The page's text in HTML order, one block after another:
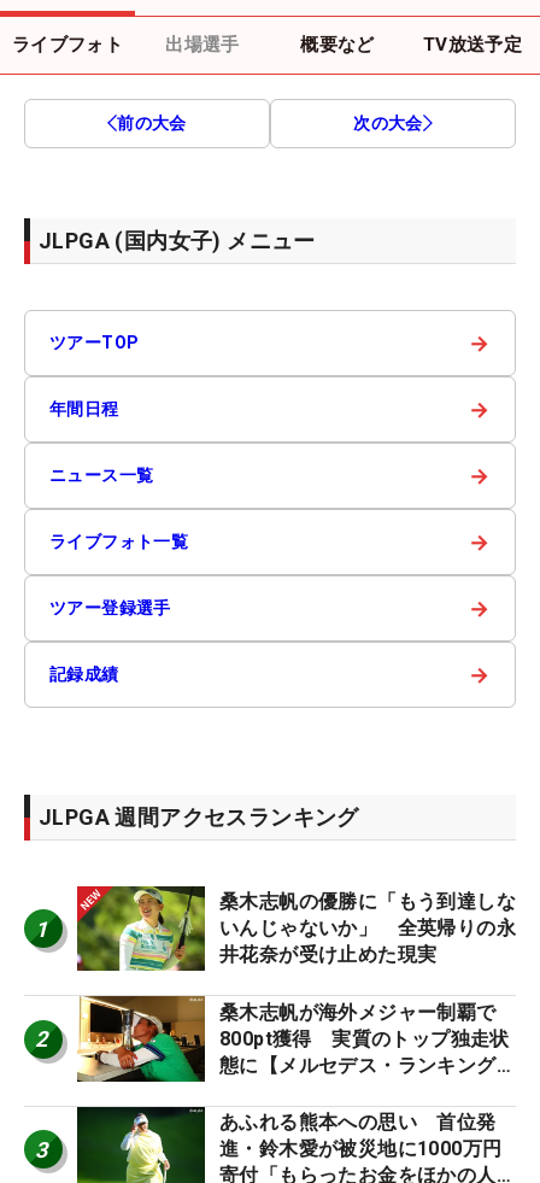
ライブフォト 出場選手 概要など TV放送予定
前の大会 次の大会
JLPGA (国内女子) メニュー
ツアーTOP →
年間日程 →
ニュース一覧 →
ライブフォト一覧 →
ツアー登録選手 →
記録成績 →
JLPGA 週間アクセスランキング
1
桑木志帆の優勝に「もう到達しな
いんじゃないか」 全英帰りの永
井花奈が受け止めた現実
2
桑木志帆が海外メジャー制覇で
800pt獲得 実質のトップ独走状
態に【メルセデス・ランキング番
3
あふれる熊本への思い 首位発
進・鈴木愛が被災地に1000万円
寄付「もらったお金をほかの人